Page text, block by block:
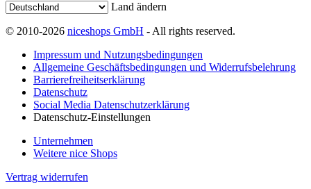
Land ändern
© 2010-2026 niceshops GmbH - All rights reserved.
Impressum und Nutzungsbedingungen
Allgemeine Geschäftsbedingungen und Widerrufsbelehrung
Barrierefreiheitserklärung
Datenschutz
Social Media Datenschutzerklärung
Datenschutz-Einstellungen
Unternehmen
Weitere nice Shops
Vertrag widerrufen